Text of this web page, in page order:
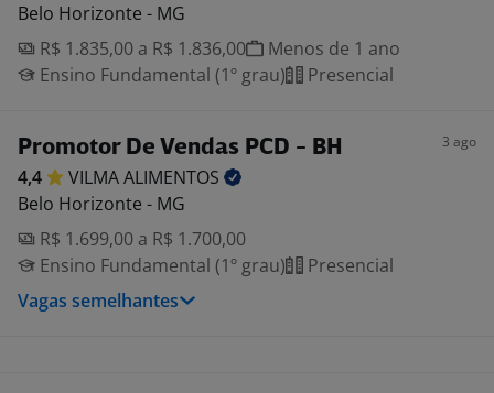
Belo Horizonte - MG
R$ 1.835,00 a R$ 1.836,00
Menos de 1 ano
Ensino Fundamental (1º grau)
Presencial
Promotor De Vendas PCD - BH 3 ago
4,4 VILMAALIMENTOS
Belo Horizonte - MG
R$ 1.699,00 a R$ 1.700,00
Ensino Fundamental (1º grau)
Presencial
Vagas semelhantes